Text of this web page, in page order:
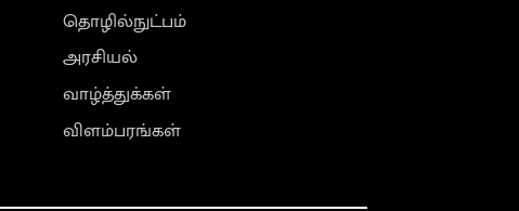
தொழில்நுட்பம்
அரசியல்
வாழ்த்துக்கள்
விளம்பரங்கள்